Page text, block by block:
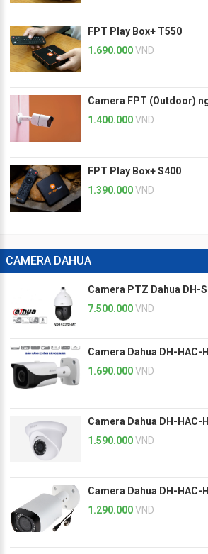
FPT Play Box+ T550
1.690.000VND
Camera FPT (Outdoor)
1.400.000VND
FPT Play Box+ S400
1.390.000VND
CAMERA DAHUA
Camera PTZ Dahua DH-
7.500.000VND
Camera Dahua DH-HAC-
1.690.000VND
Camera Dahua DH-HAC-
1.590.000VND
Camera Dahua DH-HAC-
1.290.000VND